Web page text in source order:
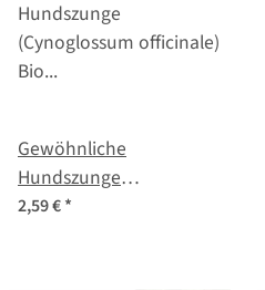
Gewöhnliche
Hundszunge
(Cynoglossum officinale)
2,59 €*